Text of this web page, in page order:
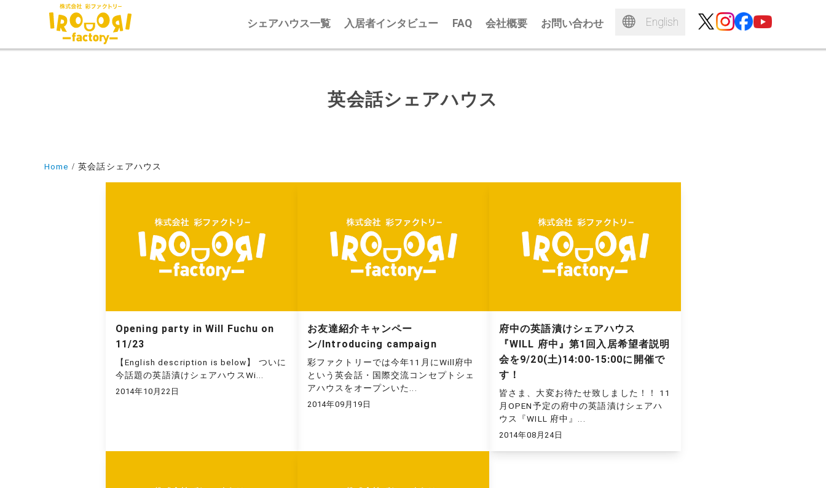
シェアハウス一覧 入居者インタビュー FAQ 会社概要 お問い合わせ English
英会話シェアハウス
Home 英会話シェアハウス
Opening party in Will Fuchu on
11/23
【English description is below】 ついに
今話題の英語漬けシェアハウスWi...
2014年10月22日
お友達紹介キャンペー
ン/Introducing campaign
彩ファクトリーでは今年11月にWill府中
という英会話・国際交流コンセプトシェ
アハウスをオープンいた...
2014年09月19日
府中の英語漬けシェアハウス
『WILL 府中』第1回入居希望者説明
会を9/20(土)14:00-15:00に開催で
す！
皆さま、大変お待たせ致しました！！ 11
月OPEN予定の府中の英語漬けシェアハ
ウス『WILL 府中』...
2014年08月24日